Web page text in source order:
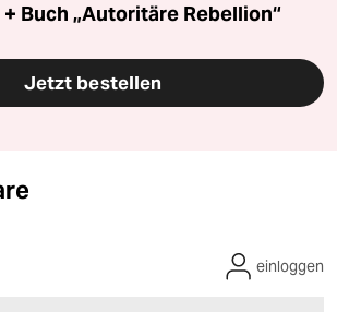
Buch „Autoritäre Rebellion“
Jetzt bestellen
einloggen